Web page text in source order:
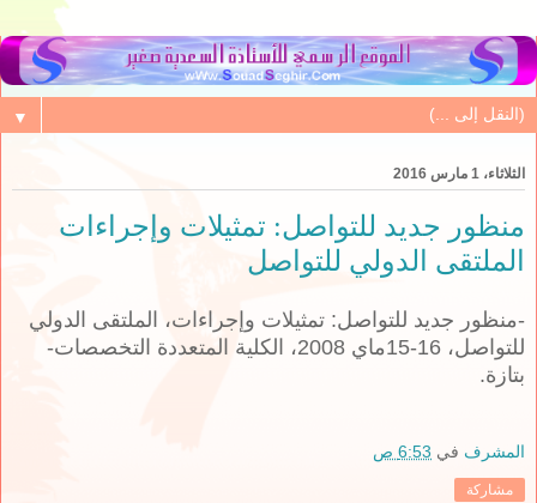
▼
الثلاثاء، 1 مارس 2016
منظور جديد للتواصل: تمثيلات وإجراءات
الملتقى الدولي للتواصل
-منظور جديد للتواصل: تمثيلات وإجراءات، الملتقى الدولي
للتواصل، 16-15ماي 2008، الكلية المتعددة التخصصات-
بتازة.
المشرف في 6:53 ص
مشاركة